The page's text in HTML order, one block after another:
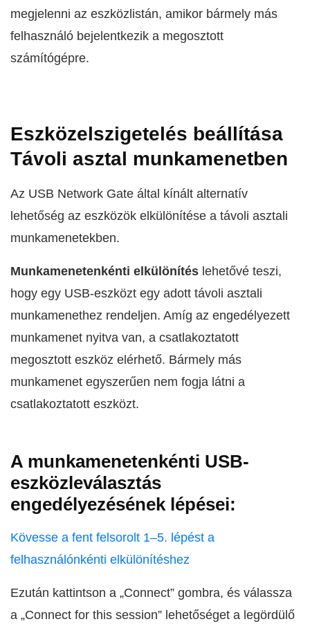
megjelenni az eszközlistán, amikor bármely más
felhasználó bejelentkezik a megosztott
számítógépre.
Eszközelszigetelés beállítása
Távoli asztal munkamenetben
Az USB Network Gate által kínált alternatív
lehetőség az eszközök elkülönítése a távoli asztali
munkamenetekben.
Munkamenetenkénti elkülönítés lehetővé teszi,
hogy egy USB-eszközt egy adott távoli asztali
munkamenethez rendeljen. Amíg az engedélyezett
munkamenet nyitva van, a csatlakoztatott
megosztott eszköz elérhető. Bármely más
munkamenet egyszerűen nem fogja látni a
csatlakoztatott eszközt.
A munkamenetenkénti USB-
eszközleválasztás
engedélyezésének lépései:
Kövesse a fent felsorolt 1–5. lépést a
felhasználónkénti elkülönítéshez
Ezután kattintson a „Connect” gombra, és válassza
a „Connect for this session” lehetőséget a legördülő